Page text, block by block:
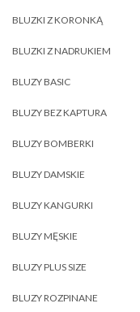
BLUZKI Z KORONKĄ
BLUZKI Z NADRUKIEM
BLUZY BASIC
BLUZY BEZ KAPTURA
BLUZY BOMBERKI
BLUZY DAMSKIE
BLUZY KANGURKI
BLUZY MĘSKIE
BLUZY PLUS SIZE
BLUZY ROZPINANE